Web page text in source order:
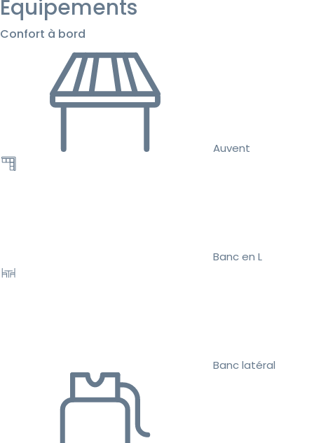
Équipements
Confort à bord
Auvent
Banc en L
Banc latéral